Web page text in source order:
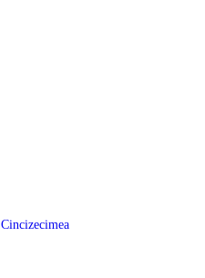
Cincizecimea